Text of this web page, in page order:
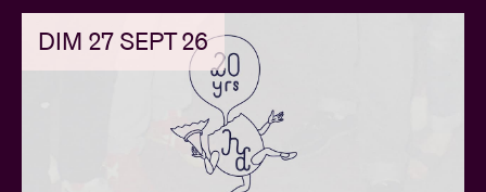
DIM 27 SEPT 26